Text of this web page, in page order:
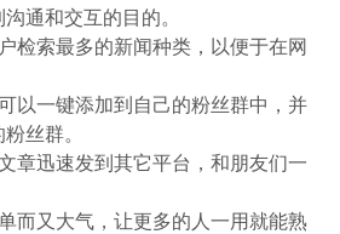
通和交互的目的。
检索最多的新闻种类，以便于在网
以一键添加到自己的粉丝群中，并
丝群。
章迅速发到其它平台，和朋友们一
而又大气，让更多的人一用就能熟